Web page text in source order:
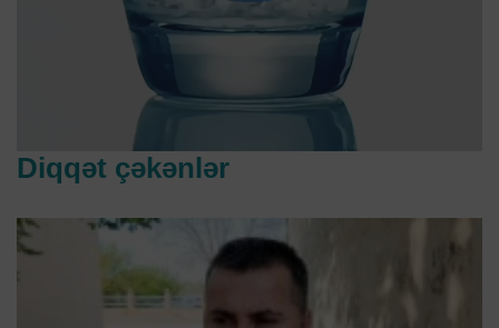
Diqqət çəkənlər